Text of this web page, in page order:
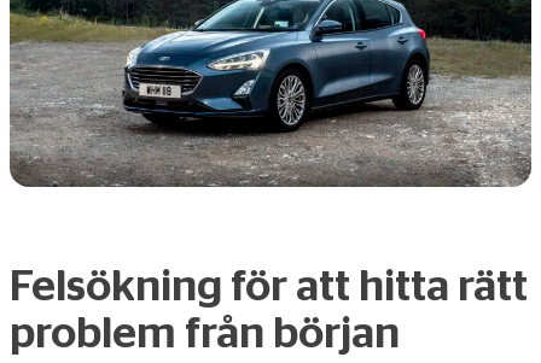
Felsökning för att hitta rätt
problem från början